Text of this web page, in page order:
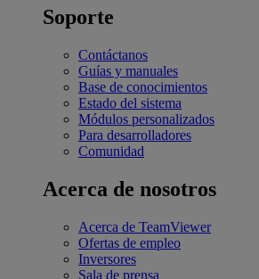
Soporte
Contáctanos
Guías y manuales
Base de conocimientos
Estado del sistema
Módulos personalizados
Para desarrolladores
Comunidad
Acerca de nosotros
Acerca de TeamViewer
Ofertas de empleo
Inversores
Sala de prensa